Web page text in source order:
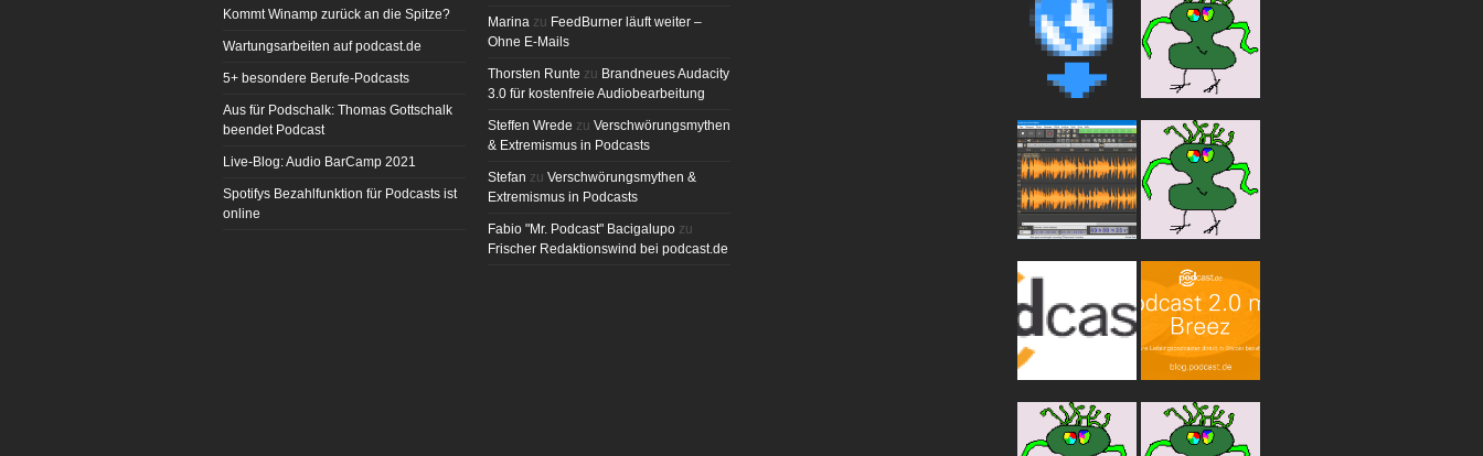
Kommt Winamp zurück an die Spitze?
Wartungsarbeiten auf podcast.de
5+ besondere Berufe-Podcasts
Aus für Podschalk: Thomas Gottschalk
beendet Podcast
Live-Blog: Audio BarCamp 2021
Spotifys Bezahlfunktion für Podcasts ist
online
Marina zu FeedBurner läuft weiter –
Ohne E-Mails
Thorsten Runte zu Brandneues Audacity
3.0 für kostenfreie Audiobearbeitung
Steffen Wrede zu Verschwörungsmythen
& Extremismus in Podcasts
Stefan zu Verschwörungsmythen &
Extremismus in Podcasts
Fabio "Mr. Podcast" Bacigalupo zu
Frischer Redaktionswind bei podcast.de